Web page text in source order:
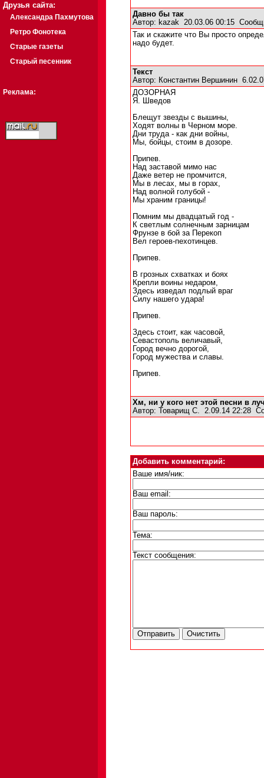
Друзья сайта:
Александра Пахмутова
Ретро Фонотека
Старые газеты
Старый песенник
Реклама:
Давно бы так
Автор: kazak 20.03.06 00:15
Так и скажите что Вы просто
надо будет.
Текст
Автор: Константин Вершинин
ДОЗОРНАЯ
Я. Шведов
Блещут звезды с вышины,
Ходят волны в Черном море.
Дни труда - как дни войны,
Мы, бойцы, стоим в дозоре.
Припев.
Над заставой мимо нас
Даже ветер не промчится,
Мы в лесах, мы в горах,
Над волной голубой -
Мы храним границы!
Помним мы двадцатый год -
К светлым солнечным зарницам
Фрунзе в бой за Перекоп
Вел героев-пехотинцев.
Припев.
В грозных схватках и боях
Крепли воины недаром,
Здесь изведал подлый враг
Силу нашего удара!
Припев.
Здесь стоит, как часовой,
Севастополь величавый,
Город вечно дорогой,
Город мужества и славы.
Припев.
Хм, ни у кого нет этой песни в
Автор:
Товарищ С. 2.09.14 22:28
Добавить комментарий:
Ваше имя/ник:
Ваш email:
Ваш пароль:
Тема:
Текст сообщения: